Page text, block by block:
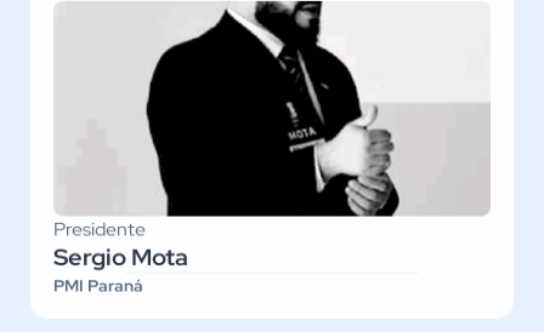
Presidente
Sergio Mota
PMI Paraná